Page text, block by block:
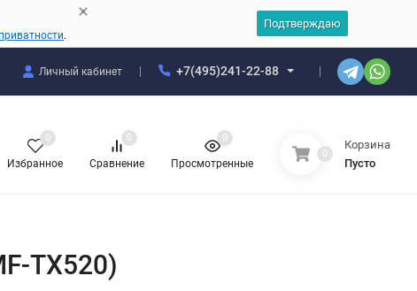
.
Подтверждаю
Личный кабинет +7(495)241-22-88
Избранное
0
Сравнение
0
Просмотренные
0
0
Корзина
Пусто
TX520)